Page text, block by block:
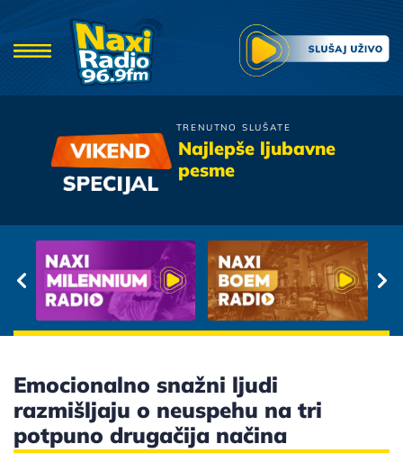
TRENUTNO SLUŠATE
Najlepše ljubavne
pesme
Valentino
Oka Tvoja Dva
Emocionalno snažni ljudi
razmišljaju o neuspehu na tri
potpuno drugačija načina